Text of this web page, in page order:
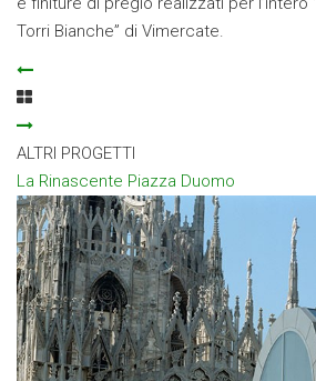
Torri Bianche” di Vimercate.
ALTRI PROGETTI
La Rinascente Piazza Duomo